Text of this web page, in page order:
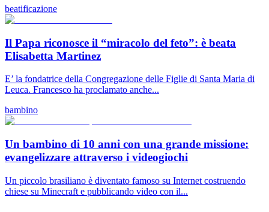
beatificazione
Il Papa riconosce il “miracolo del feto”: è beata
Elisabetta Martinez
E’ la fondatrice della Congregazione delle Figlie di Santa Maria di
Leuca. Francesco ha proclamato anche...
bambino
Un bambino di 10 anni con una grande missione:
evangelizzare attraverso i videogiochi
Un piccolo brasiliano è diventato famoso su Internet costruendo
chiese su Minecraft e pubblicando video con il...